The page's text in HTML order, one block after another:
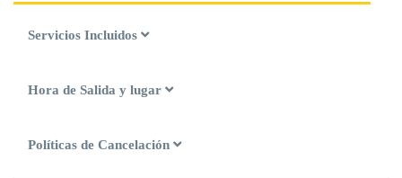
Servicios Incluidos
Hora de Salida y lugar
Políticas de Cancelación